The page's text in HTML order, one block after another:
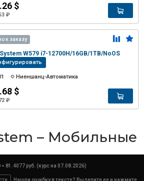
$
₽
к заказу
System W579 i7-12700H/16GB/1TB/NoOS
Ниеншанц-Автоматика
$
₽
– Мобильные
= 81.4077 руб. (курс на 07.08.2026)